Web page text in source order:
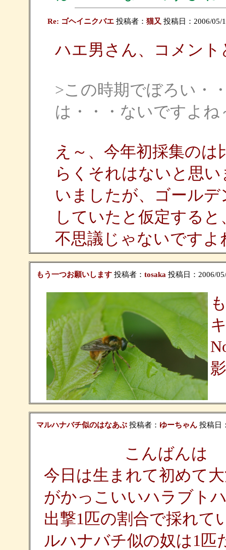
Re: ゴヘイニクバエ投稿者： 猫又 投稿日：2006/05/
ハエ男さん、コメント
>この時期でぼろい・
は・・・ないですよね
え～、今年初採集の
らくそれはないと思
いましたが、ゴール
していたと仮定する
不思議じゃないですよ
もう一つお願いします投稿者： tosaka 投稿日：2006/
マルハナバチ似のはなあぶ投稿者： ゆーちゃん投稿日
こんばんは
今日は生まれて初めて
がかっこいいハラブト
出撃1匹の割合で採れて
ルハナバチ似の奴は1匹